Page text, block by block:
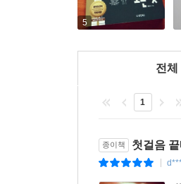
5
전체
1
종이책 첫걸음